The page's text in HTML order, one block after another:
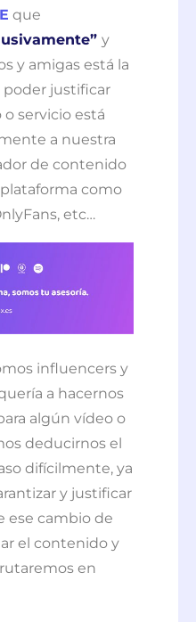
que
y
y amigas está la
poder justificar
servicio está
a nuestra
de contenido
como
etc…
influencers y
a hacernos
algún vídeo o
deducirnos el
difícilmente, ya
y justificar
ese cambio de
el contenido y
en